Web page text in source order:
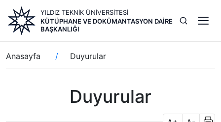
içeriğe
atla
YILDIZ TEKNİK ÜNİVERSİTESİ
KÜTÜPHANE VE DOKÜMANTASYON DAIRE
BAŞKANLIĞI
Sayfa
yolu
Anasayfa Duyurular
Duyurular